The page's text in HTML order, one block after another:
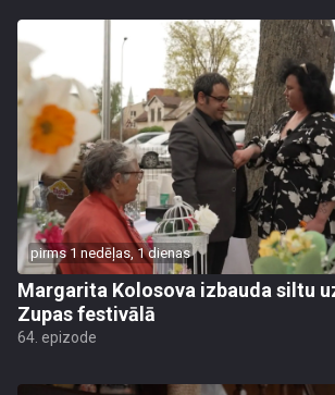
pirms 1 nedēļas, 1 dienas
Margarita Kolosova izbauda siltu
Zupas festivālā
64. epizode